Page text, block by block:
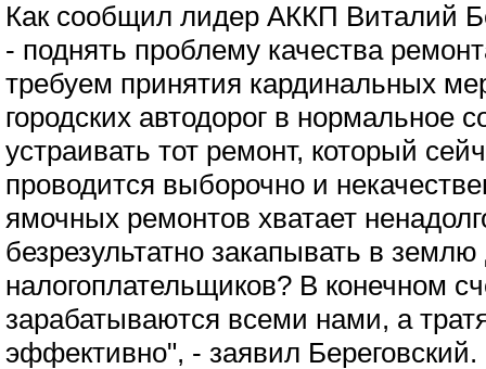
Как сообщил лидер АККП Виталий
- поднять проблему качества
требуем принятия кардинальных
городских автодорог в нормальное
устраивать тот ремонт, который
проводится выборочно и
ямочных ремонтов хватает
безрезультатно закапывать в землю
налогоплательщиков? В конечном
зарабатываются всеми нами, а
эффективно", - заявил Береговский.